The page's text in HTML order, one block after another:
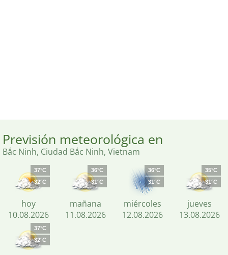
Previsión meteorológica en
Bắc Ninh, Ciudad Bắc Ninh, Vietnam
37°C
32°C
hoy
10.08.2026
36°C
31°C
mañana
11.08.2026
36°C
31°C
miércoles
12.08.2026
35°C
31°C
jueves
13.08.2026
37°C
32°C